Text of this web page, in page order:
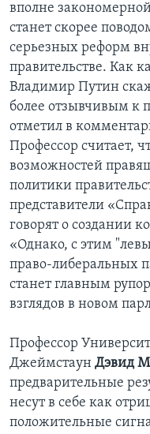
вполне
станет скорее
серьезных реформ
правительстве. Как
Владимир Путин
более отзывчивым к
отметил в
Профессор считает,
возможностей
политики
представители
говорят о создании
«Однако, с этим
право-либеральных
станет главным
взглядов в новом
Профессор
Джеймстаун Дэвид
предварительные
несут в себе как
положительные